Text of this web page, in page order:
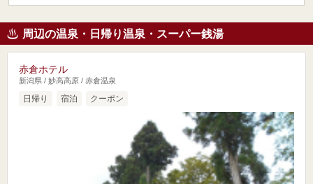
周辺の温泉・日帰り温泉・スーパー銭湯
赤倉ホテル
新潟県 / 妙高高原 / 赤倉温泉
日帰り 宿泊 クーポン